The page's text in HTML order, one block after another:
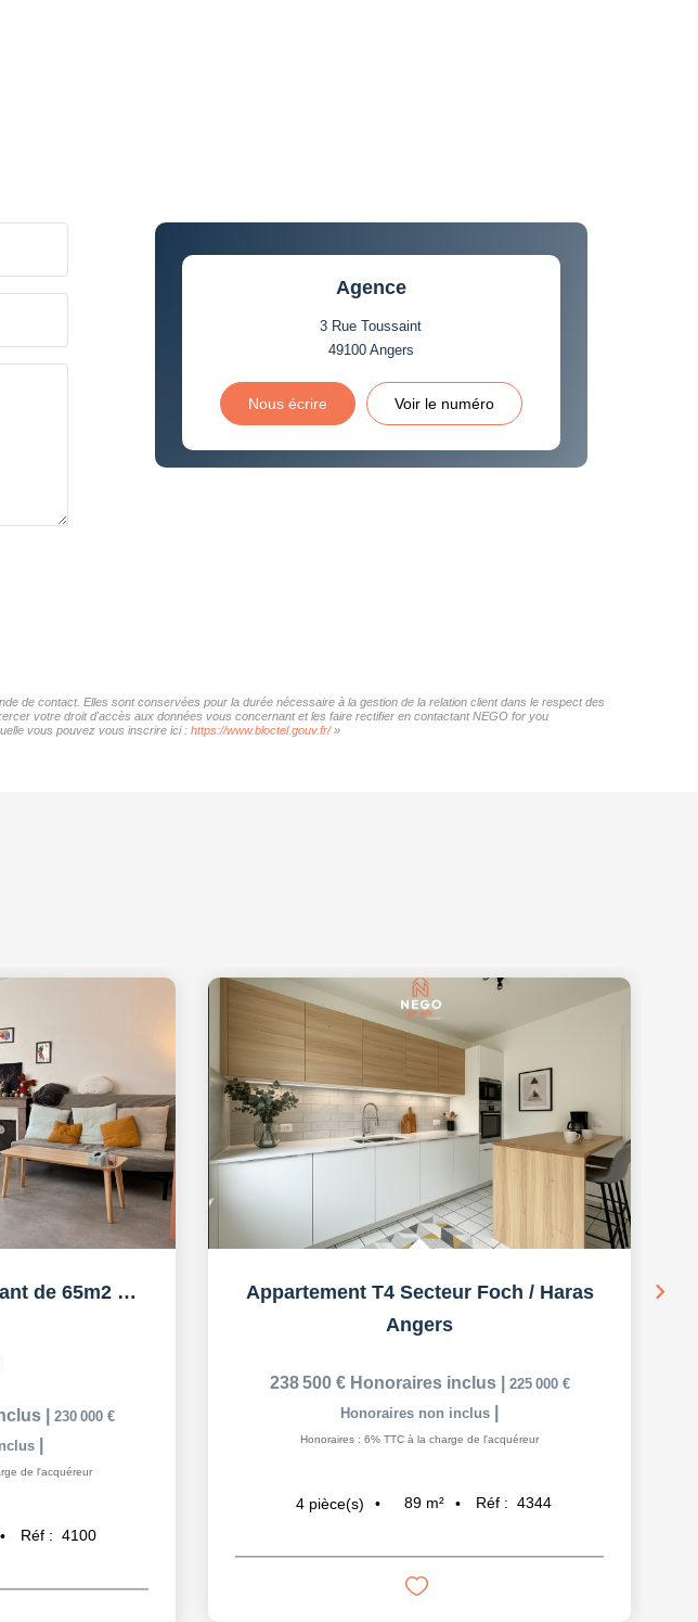
Agence
3 Rue Toussaint
49100 Angers
Nous écrire Voir le numéro
de contact. Elles sont conservées pour la durée nécessaire à la gestion de la relation client dans le respect des
votre droit d'accès aux données vous concernant et les faire rectifier en contactant NEGO for you
vous pouvez vous inscrire ici : https://www.bloctel.gouv.fr/»
Appartement T3 traversant de 65m2 Secteur Gare / Visitation
230 000 €
de l'acquéreur
Réf : 4100
Appartement T4 Secteur Foch / Haras
Angers
238 500 € Honoraires inclus
225 000 €
Honoraires non inclus
Honoraires : 6% TTC à la charge de l'acquéreur
4 pièce(s) 89 m² Réf : 4344